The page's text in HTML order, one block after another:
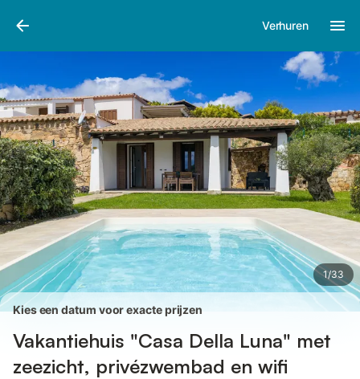
Verhuren
1/33
Afbeeldingen
Kies een datum voor exacte prijzen
Vakantiehuis "Casa Della Luna" met
zeezicht, privézwembad en wifi